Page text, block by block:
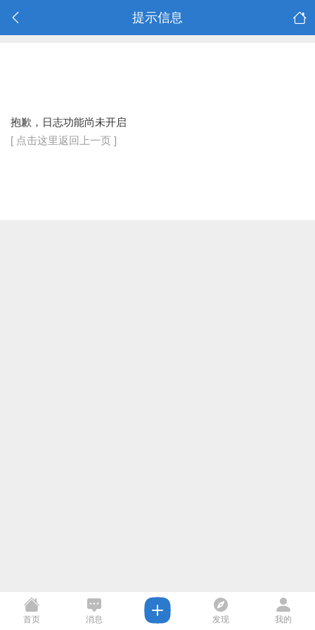
提示信息
抱歉，日志功能尚未开启
[ 点击这里返回上一页 ]
首页 消息 发现 我的